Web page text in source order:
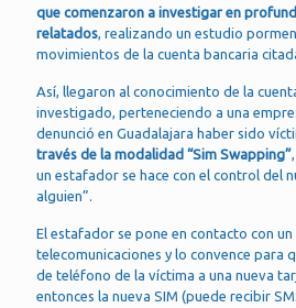
que comenzaron a investigar en
relatados, realizando un estudio
movimientos de la cuenta bancaria
Así, llegaron al conocimiento de la
investigado, perteneciendo a una
denunció en Guadalajara haber sido
través de la modalidad “Sim Swapping”
un estafador se hace con el control del
alguien”.
El estafador se pone en contacto con
telecomunicaciones y lo convence para
de teléfono de la víctima a una nueva
entonces la nueva SIM (puede recibir